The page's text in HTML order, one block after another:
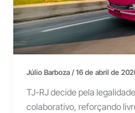
Júlio Barboza/16 de abril de
TJ-RJ decide pela
colaborativo, reforçando